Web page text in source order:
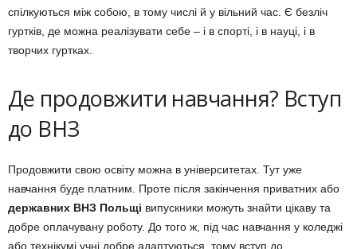
спілкуються між собою, в тому числі й у вільний час. Є безліч
гуртків, де можна реалізувати себе – і в спорті, і в науці, і в
творчих гуртках.
Де продовжити навчання? Вступ
до ВНЗ
Продовжити свою освіту можна в університетах. Тут уже
навчання буде платним. Проте після закінчення приватних або
державних ВНЗ Польщі випускники можуть знайти цікаву та
добре оплачувану роботу. До того ж, під час навчання у коледжі
або технікумі учні добре адаптуються, тому вступ до